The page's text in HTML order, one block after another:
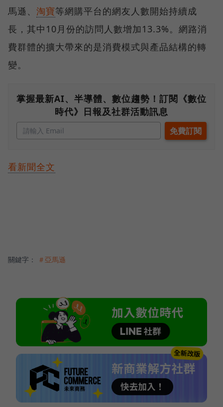
馬遜、 淘寶等網購平台的網友人數開始持續成
長，其中10月份的訪問人數增加13.3%。網路消
費群體的擴大帶來的是消費模式與產品結構的轉
變。
掌握最新AI、半導體、數位趨勢！訂閱《數位
時代》日報及社群活動訊息
看新聞全文
關鍵字： ＃亞馬遜